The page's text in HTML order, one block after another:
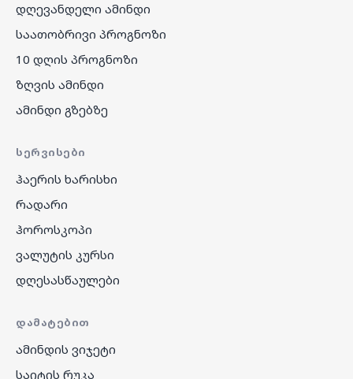
დღევანდელი ამინდი
საათობრივი პროგნოზი
10 დღის პროგნოზი
ზღვის ამინდი
ამინდი გზებზე
ᲡᲔᲠᲕᲘᲡᲔᲑᲘ
ჰაერის ხარისხი
რადარი
ჰოროსკოპი
ვალუტის კურსი
დღესასწაულები
ᲓᲐᲛᲐᲢᲔᲑᲘᲗ
ამინდის ვიჯეტი
საიტის რუკა